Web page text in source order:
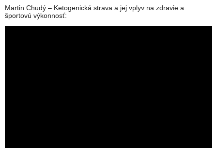
Martin Chudý – Ketogenická strava a jej vplyv na zdravie a
športovú výkonnosť: